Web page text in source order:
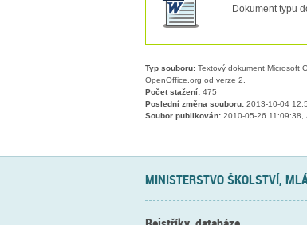
Dokument typu
Typ souboru: Textový dokument Microsoft
OpenOffice.org od verze 2.
Počet stažení: 475
Poslední změna souboru: 2013-10-04
Soubor publikován: 2010-05-26 11:09:38,
MINISTERSTVO ŠKOLSTVÍ,